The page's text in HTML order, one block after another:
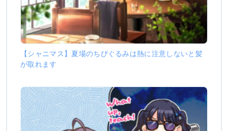
【シャニマス】夏場のちびぐるみは熱に注意しないと髪
が取れます